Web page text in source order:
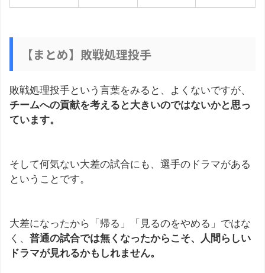
【まとめ】敗戦処理投手
敗戦処理投手という言葉をみると、よくないですが、
チームへの貢献を考えると大きいのではないかと思っ
ています。
そして何気ない大差の試合にも、選手のドラマがある
ということです。
大差になったから「帰る」「見るのをやめる」ではな
く、 普通の試合では無くなったからこそ、人間らしい
ドラマが見れるかもしれません。